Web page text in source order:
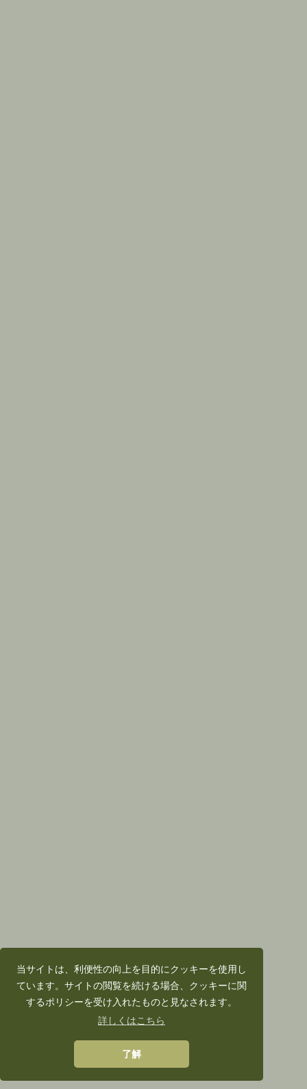
当サイトは、利便性の向上を目的にクッキーを使用し
ています。サイトの閲覧を続ける場合、クッキーに関
するポリシーを受け入れたものと見なされます。
詳しくはこちら
了解